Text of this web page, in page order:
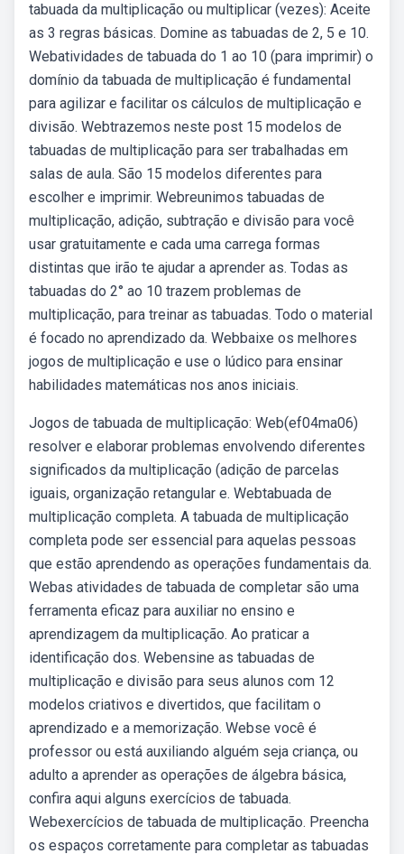
tabuada da multiplicação ou multiplicar (vezes): Aceite
as 3 regras básicas. Domine as tabuadas de 2, 5 e 10.
Webatividades de tabuada do 1 ao 10 (para imprimir) o
domínio da tabuada de multiplicação é fundamental
para agilizar e facilitar os cálculos de multiplicação e
divisão. Webtrazemos neste post 15 modelos de
tabuadas de multiplicação para ser trabalhadas em
salas de aula. São 15 modelos diferentes para
escolher e imprimir. Webreunimos tabuadas de
multiplicação, adição, subtração e divisão para você
usar gratuitamente e cada uma carrega formas
distintas que irão te ajudar a aprender as. Todas as
tabuadas do 2° ao 10 trazem problemas de
multiplicação, para treinar as tabuadas. Todo o material
é focado no aprendizado da. Webbaixe os melhores
jogos de multiplicação e use o lúdico para ensinar
habilidades matemáticas nos anos iniciais.
Jogos de tabuada de multiplicação: Web(ef04ma06)
resolver e elaborar problemas envolvendo diferentes
significados da multiplicação (adição de parcelas
iguais, organização retangular e. Webtabuada de
multiplicação completa. A tabuada de multiplicação
completa pode ser essencial para aquelas pessoas
que estão aprendendo as operações fundamentais da.
Webas atividades de tabuada de completar são uma
ferramenta eficaz para auxiliar no ensino e
aprendizagem da multiplicação. Ao praticar a
identificação dos. Webensine as tabuadas de
multiplicação e divisão para seus alunos com 12
modelos criativos e divertidos, que facilitam o
aprendizado e a memorização. Webse você é
professor ou está auxiliando alguém seja criança, ou
adulto a aprender as operações de álgebra básica,
confira aqui alguns exercícios de tabuada.
Webexercícios de tabuada de multiplicação. Preencha
os espaços corretamente para completar as tabuadas